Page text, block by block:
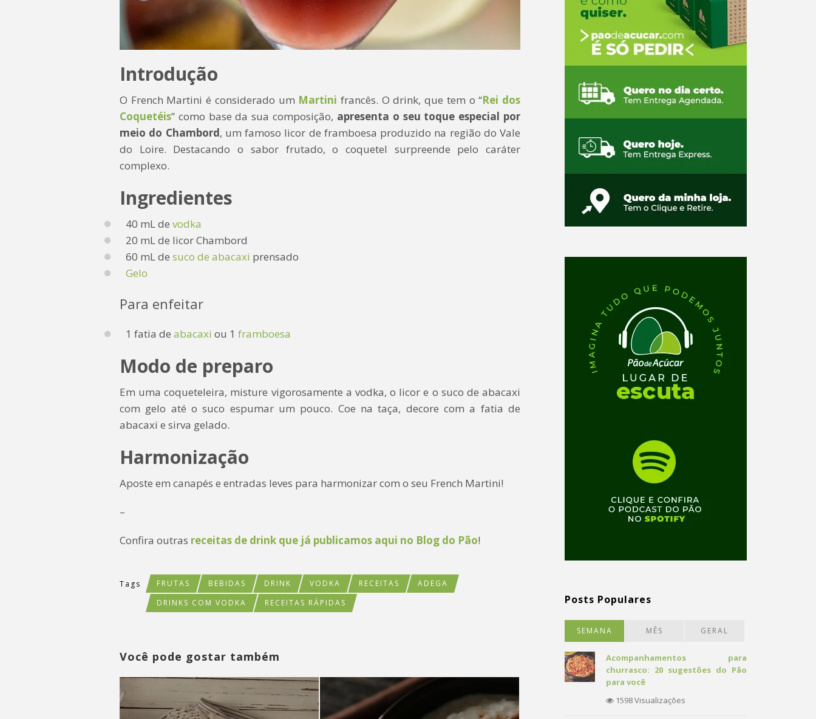
Introdução
O French Martini é considerado um Martini francês. O drink, que tem o “Rei dos
Coquetéis” como base da sua composição, apresenta o seu toque especial por
meio do Chambord, um famoso licor de framboesa produzido na região do Vale
do Loire. Destacando o sabor frutado, o coquetel surpreende pelo caráter
complexo.
Ingredientes
40 mL de vodka
20 mL de licor Chambord
60 mL de suco de abacaxi prensado
Gelo
Para enfeitar
1 fatia de abacaxi ou 1 framboesa
Modo de preparo
Em uma coqueteleira, misture vigorosamente a vodka, o licor e o suco de abacaxi
com gelo até o suco espumar um pouco. Coe na taça, decore com a fatia de
abacaxi e sirva gelado.
Harmonização
Aposte em canapés e entradas leves para harmonizar com o seu French Martini!
–
Confira outras receitas de drink que já publicamos aqui no Blog do Pão!
Tags FRUTAS BEBIDAS DRINK VODKA RECEITAS
ADEGA
DRINKS COM VODKA
RECEITAS RÁPIDAS
Você pode gostar também
Posts Populares
SEMANA MÊS GERAL
Acompanhamentos para
churrasco: 20 sugestões do Pão
para você
1598 Visualizações